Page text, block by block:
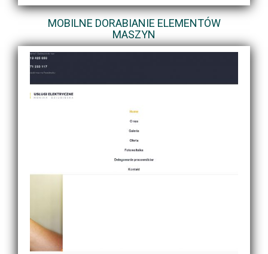
MOBILNE DORABIANIE ELEMENTÓW
MASZYN